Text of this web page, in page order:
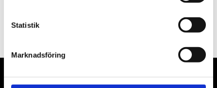
Statistik
Marknadsföring